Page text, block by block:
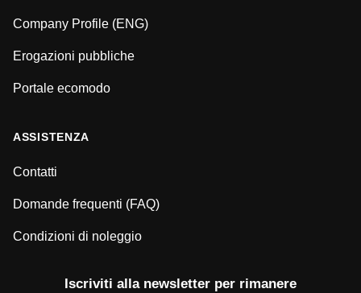
Company Profile (ENG)
Erogazioni pubbliche
Portale ecomodo
ASSISTENZA
Contatti
Domande frequenti (FAQ)
Condizioni di noleggio
Iscriviti alla newsletter per rimanere